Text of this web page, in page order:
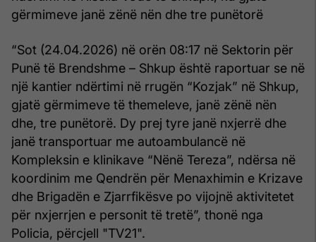
gërmimeve janë zënë nën dhe tre punëtorë
“Sot (24.04.2026) në orën 08:17 në Sektorin për
Punë të Brendshme – Shkup është raportuar se në
një kantier ndërtimi në rrugën “Kozjak” në Shkup,
gjatë gërmimeve të themeleve, janë zënë nën
dhe, tre punëtorë. Dy prej tyre janë nxjerrë dhe
janë transportuar me autoambulancë në
Kompleksin e klinikave “Nënë Tereza”, ndërsa në
koordinim me Qendrën për Menaxhimin e Krizave
dhe Brigadën e Zjarrfikësve po vijojnë aktivitetet
për nxjerrjen e personit të tretë”, thonë nga
Policia, përcjell "TV21".